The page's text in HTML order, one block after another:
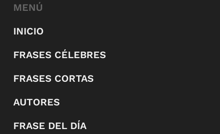
MENÚ
INICIO
FRASES CÉLEBRES
FRASES CORTAS
AUTORES
FRASE DEL DÍA